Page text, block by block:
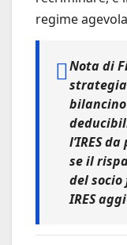
regime
Nota di
l’IRES
se il
del
IRES